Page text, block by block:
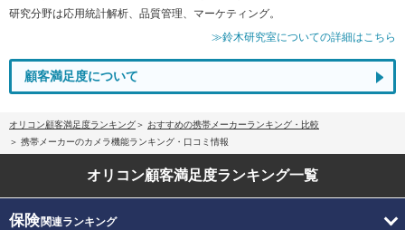
研究分野は応用統計解析、品質管理、マーケティング。
≫鈴木研究室についての詳細はこちら
顧客満足度について
オリコン顧客満足度ランキング
おすすめの携帯メーカーランキング・比較
携帯メーカーのカメラ機能ランキング・口コミ情報
オリコン顧客満足度ランキング一覧
保険関連ランキング